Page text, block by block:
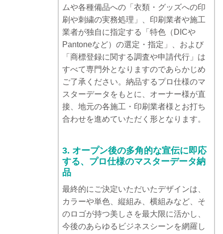
ムや各種備品への「衣類・グッズへの印
刷や刺繍の実務処理」、印刷業者や施工
業者が独自に指定する「特色（DICや
Pantoneなど）の選定・指定」、および
「商標登録に関する調査や申請代行」は
すべて専門外となりますのであらかじめ
ご了承ください。納品するプロ仕様のマ
スターデータをもとに、オーナー様が直
接、地元の各施工・印刷業者様とお打ち
合わせを進めていただく形となります。
3. オープン後の多角的な宣伝に即応
する、プロ仕様のマスターデータ納
品
最終的にご決定いただいたデザインは、
カラーや単色、縦組み、横組みなど、そ
のロゴが持つ美しさを最大限に活かし、
今後のあらゆるビジネスシーンを網羅し